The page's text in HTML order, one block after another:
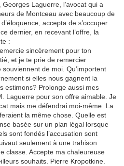
Laguerre, l’avocat qui a
de Montceau avec beaucoup de
accepta de s’occuper
dernier, en recevant l’offre, la
:
sincèrement pour ton
et je te prie de remercier
de moi. Qu’importent
si elles nous gagnent la
estimons? Prolonge aussi mes
Laguerre pour son offre aimable. Je
mais me défendrai moi-même. La
la même chose. Quelle est
basée sur un plan légal lorsque
sont fondés l’accusation sont
seulement à une trahison
classe. Accepte ma chaleureuse
souhaits. Pierre Kropotkine.